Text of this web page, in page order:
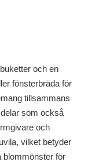
och en
fönsterbräda för
tillsammans
som också
och
vilket betyder
blommönster för